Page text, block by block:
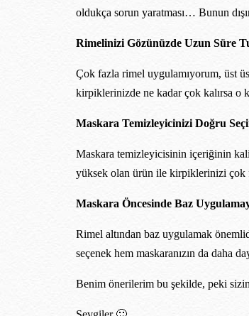
oldukça sorun yaratması… Bunun
Rimelinizi Gözünüzde Uzun Süre
Çok fazla rimel uygulamıyorum, üst
kirpiklerinizde ne kadar çok kalırsa o
Maskara Temizleyicinizi Doğru
Maskara temizleyicisinin içeriğinin
yüksek olan ürün ile kirpiklerinizi
Maskara Öncesinde Baz
Rimel altından baz uygulamak
seçenek hem maskaranızın da daha
Benim önerilerim bu şekilde, peki sizin